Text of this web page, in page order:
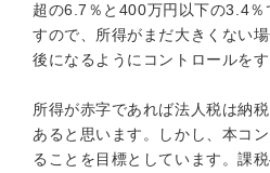
超の6.7％と400万円以下の3.4％
すので、所得がまだ大きくない
後になるようにコントロールを
所得が赤字であれば法人税は納
あると思います。しかし、本コ
ることを目標としています。課